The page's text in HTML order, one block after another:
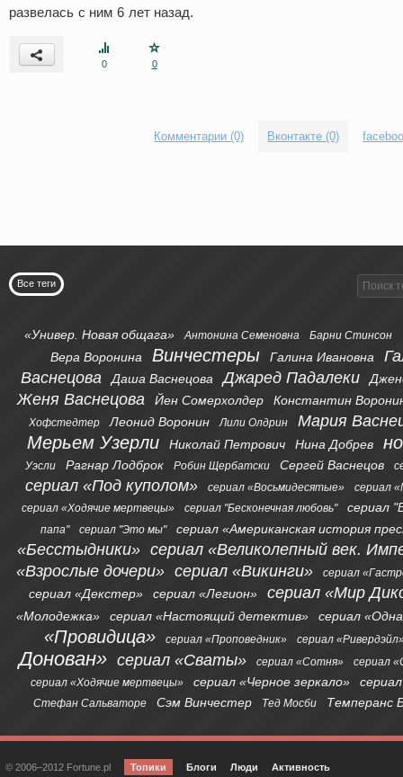
развелась с ним 6 лет назад.
0 0
Комментарии (0) Вконтакте (0)
Все теги
«Универ. Новая общага» Антонина Семеновна Барни Стинсон
Вера Воронина Винчестеры Галина Ивановна
Васнецова
Даша Васнецова Джаред Падалеки
Женя Васнецова Йен Сомерхолдер Константин
Хофстедтер Леонид Воронин Лили Олдрин Мария
Мерьем Узерли Николай Петрович Нина Добрев
Уэсли Рагнар Лодброк Робин Щербатски Сергей Васнецов
сериал «Под куполом» сериал «Восьмидесятые»
сериал
сериал «Ходячие мертвецы»
сериал "Бесконечная любовь" сериал
папа" сериал "Это мы" сериал «Американская история
«Бесстыдники» сериал «Великолепный век.
«Взрослые дочери» сериал «Викинги» сериал
сериал «Декстер» сериал «Легион» сериал «Мир
«Молодежка» сериал «Настоящий детектив» сериал
«Провидица» сериал «Проповедник» сериал
Донован» сериал «Сваты» сериал «Сотня»
сериал
сериал «Ходячие мертвецы»
сериал «Черное зеркало»
Стефан Сальваторе Сэм Винчестер Тед Мосби Темперанс
© 2006–2012 Fortune.pl Топики Блоги Люди Активность